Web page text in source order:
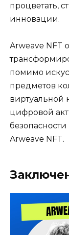
процветать,
инновации.
Arweave NFT
помимо
предметов
цифровой
Arweave NFT.